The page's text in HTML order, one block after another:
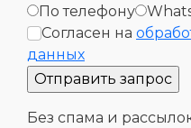
По телефону
Согласен на
данных
Без спама и